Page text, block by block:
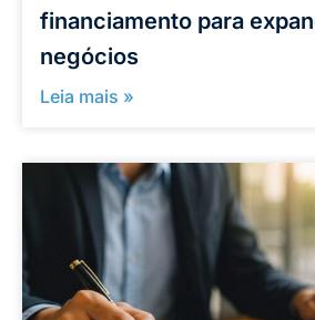
financiamento para
negócios
Leia mais »